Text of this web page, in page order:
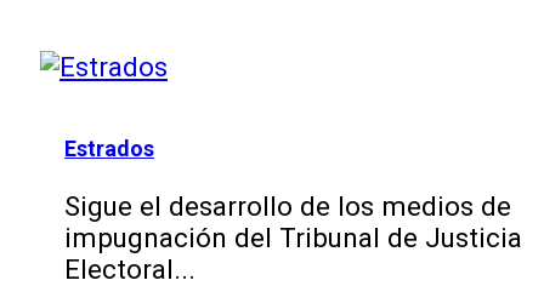
Estrados
Sigue el desarrollo de los medios de
impugnación del Tribunal de Justicia
Electoral...